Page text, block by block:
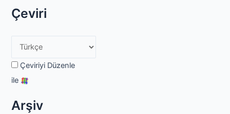
Çeviri
Çeviriyi Düzenle
ile
Arşiv